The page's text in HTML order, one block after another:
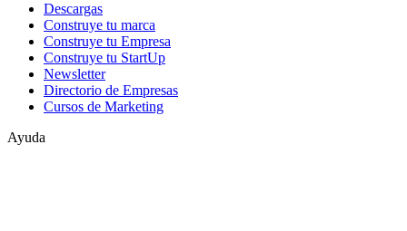
Descargas
Construye tu marca
Construye tu Empresa
Construye tu StartUp
Newsletter
Directorio de Empresas
Cursos de Marketing
Ayuda